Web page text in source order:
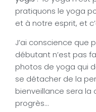
pratiquons le yoga
et à notre esprit, et
J’ai conscience que
débutant n’est pas
photos de yoga qui
se détacher de la
bienveillance sera la
progrès…